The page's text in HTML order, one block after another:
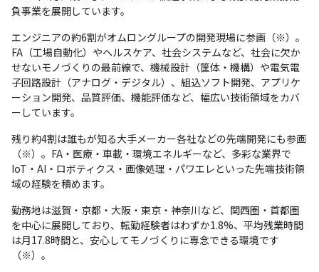
負事業を展開しています。
エンジニアの約6割がオムロングループの開発現場に参画（※）。
FA（工場自動化）やヘルスケア、社会システムなど、社会に欠か
せないモノづくりの最前線で、機械設計（筐体・機構）や電気電
子回路設計（アナログ・デジタル）、組込ソフト開発、アプリケ
ーション開発、品質評価、機能評価など、幅広い技術領域をカバ
ーしています。
残り約4割は誰もが知る大手メーカー各社などの先端開発にも参画
（※）。FA・医療・車載・環境エネルギーなど、多彩な業界で
IoT・AI・ロボティクス・画像処理・パワエレといった先端技術領
域の経験を積めます。
勤務地は滋賀・京都・大阪・東京・神奈川など、関西圏・首都圏
を中心に展開しており、転勤経験者はわずか1.8%、平均残業時間
は月17.8時間と、安心してモノづくりに専念できる環境です
（※）。